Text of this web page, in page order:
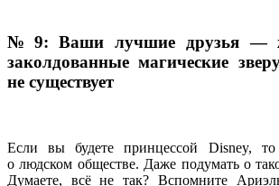
№ 9: Ваши лучшие друзья —
заколдованные магические
не существует
Если вы будете принцессой Disney,
о людском обществе. Даже подумать о
Думаете, всё не так? Вспомните